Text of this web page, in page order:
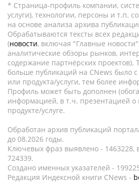
* Страница-профиль компании,
услуги), технологии, персоны и т.п.
на основе анализа архива
Обрабатываются тексты всех
(новости, включая "Главные
аналитические обзоры рынков,
содержание партнёрских проектов).
больше публикаций на CNews было
или продукта/услуги, тем более
Профиль может быть дополнен
информацией, в т.ч. презентацией
продукте/услуге.
Обработан архив публикаций
до 08.2026 годы.
Ключевых фраз выявлено - 1463228,
724339.
Создано именных указателей -
Редакция Индексной книги CNews -